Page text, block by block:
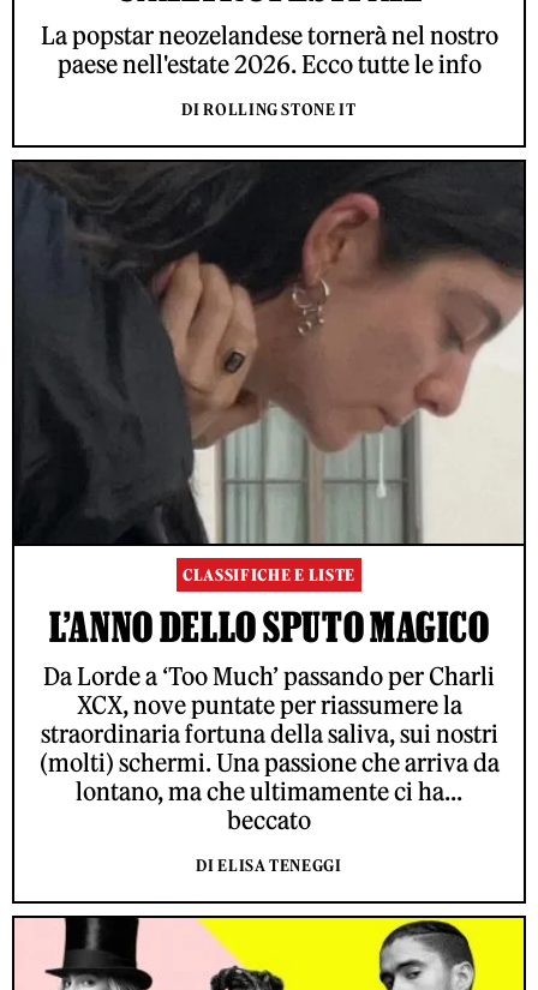
La popstar neozelandese tornerà nel nostro
paese nell'estate 2026. Ecco tutte le info
DI ROLLING STONE IT
CLASSIFICHE E LISTE
L’ANNO DELLO SPUTO MAGICO
Da Lorde a ‘Too Much’ passando per Charli
XCX, nove puntate per riassumere la
straordinaria fortuna della saliva, sui nostri
(molti) schermi. Una passione che arriva da
lontano, ma che ultimamente ci ha...
beccato
DI ELISA TENEGGI